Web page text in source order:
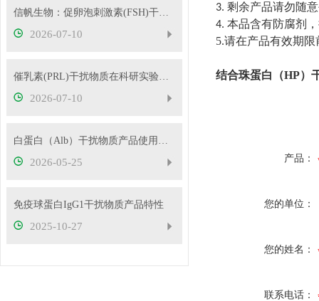
信帆生物：促卵泡刺激素(FSH)干扰物质使用方法
2026-07-10
催乳素(PRL)干扰物质在科研实验中的应用——南京信帆技术有限公司产品概述
2026-07-10
白蛋白（Alb）干扰物质产品使用方法
2026-05-25
免疫球蛋白IgG1干扰物质产品特性
2025-10-27
3. 剩余产品请勿随
4. 本品含有防腐剂
5.请在产品有效期限
结合珠蛋白（HP）
产品：
您的单位：
您的姓名：
联系电话：